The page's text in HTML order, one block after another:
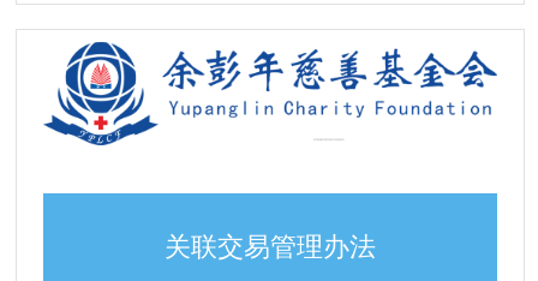
资源共享、方便使用、规范运行”的原则。第二章 网站
管理第三条 基金会设办公室为网站管理员，负责所有
与网站相关的工作。第四条 网站管理员负责须在基金
会网站公布的新闻或其他相关信息的收集汇总、录入
任何人未经批准，不得随意发布信息或更改网站页面
版式及内容。第六条 网站密码由网站管理员负责控
关联交易管理办法